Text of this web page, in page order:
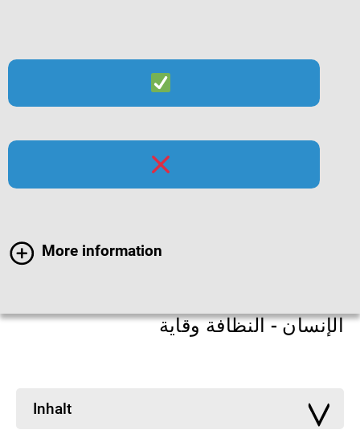
More information
Menü
بكتیریا الإشریكیة القولونیة
EHEC
الإنسان - النظافة وقایة
Inhalt